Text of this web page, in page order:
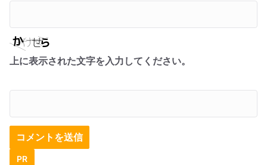
上に表示された文字を入力してください。
PR